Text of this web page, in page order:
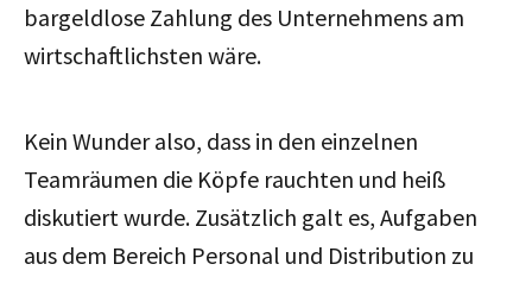
bargeldlose Zahlung des Unternehmens am
wirtschaftlichsten wäre.
Kein Wunder also, dass in den einzelnen
Teamräumen die Köpfe rauchten und heiß
diskutiert wurde. Zusätzlich galt es, Aufgaben
aus dem Bereich Personal und Distribution zu